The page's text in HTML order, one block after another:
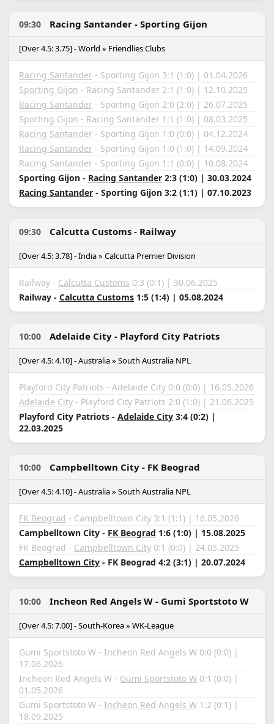
09:30 Racing Santander - Sporting Gijon
[Over 4.5: 3.75] - World » Friendlies Clubs
Racing Santander - Sporting Gijon 3:1 (1:0) | 01.04.2026
Sporting Gijon - Racing Santander 2:1 (1:0) | 12.10.2025
Racing Santander - Sporting Gijon 2:0 (2:0) | 26.07.2025
Sporting Gijon - Racing Santander 1:1 (1:0) | 08.03.2025
Racing Santander - Sporting Gijon 1:0 (0:0) | 04.12.2024
Racing Santander - Sporting Gijon 1:0 (1:0) | 14.09.2024
Racing Santander - Sporting Gijon 1:1 (0:0) | 10.08.2024
Sporting Gijon - Racing Santander 2:3 (1:0) | 30.03.2024
Racing Santander - Sporting Gijon 3:2 (1:1) | 07.10.2023
09:30 Calcutta Customs - Railway
[Over 4.5: 3.78] - India » Calcutta Premier Division
Railway - Calcutta Customs 0:3 (0:1) | 30.06.2025
Railway - Calcutta Customs 1:5 (1:4) | 05.08.2024
10:00 Adelaide City - Playford City Patriots
[Over 4.5: 4.10] - Australia » South Australia NPL
Playford City Patriots - Adelaide City 0:0 (0:0) | 16.05.2026
Adelaide City - Playford City Patriots 2:0 (1:0) | 21.06.2025
Playford City Patriots - Adelaide City 3:4 (0:2) |
22.03.2025
10:00 Campbelltown City - FK Beograd
[Over 4.5: 4.10] - Australia » South Australia NPL
FK Beograd - Campbelltown City 3:1 (1:1) | 16.05.2026
Campbelltown City - FK Beograd 1:6 (1:0) | 15.08.2025
FK Beograd - Campbelltown City 0:1 (0:0) | 24.05.2025
Campbelltown City - FK Beograd 4:2 (3:1) | 20.07.2024
10:00 Incheon Red Angels W - Gumi Sportstoto W
[Over 4.5: 7.00] - South-Korea » WK-League
Gumi Sportstoto W - Incheon Red Angels W 0:0 (0:0) |
17.06.2026
Incheon Red Angels W - Gumi Sportstoto W 0:1 (0:0) |
01.05.2026
Gumi Sportstoto W - Incheon Red Angels W 1:2 (0:1) |
18.09.2025